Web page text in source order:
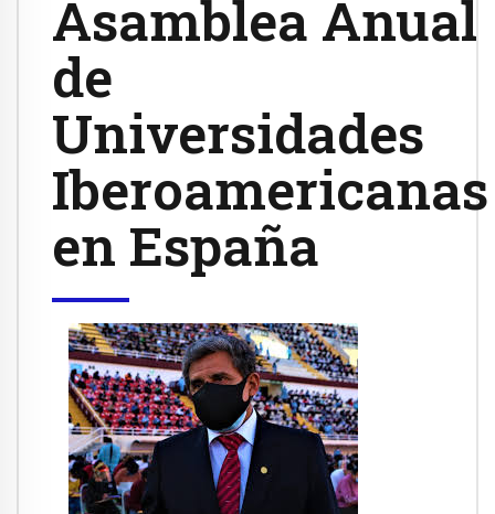
Asamblea Anual
de
Universidades
Iberoamericanas
en España